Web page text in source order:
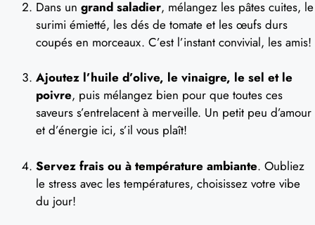
Dans un grand saladier, mélangez les pâtes cuites, le
surimi émietté, les dés de tomate et les œufs durs
coupés en morceaux. C’est l’instant convivial, les amis!
Ajoutez l’huile d’olive, le vinaigre, le sel et le
poivre, puis mélangez bien pour que toutes ces
saveurs s’entrelacent à merveille. Un petit peu d’amour
et d’énergie ici, s’il vous plaît!
Servez frais ou à température ambiante. Oubliez
le stress avec les températures, choisissez votre vibe
du jour!